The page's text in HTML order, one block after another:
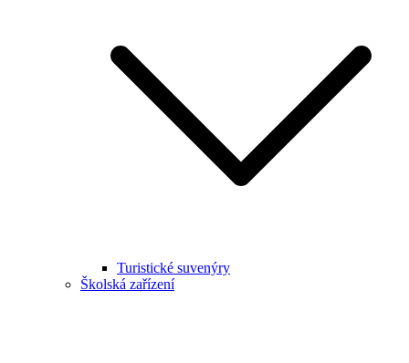
Turistické suvenýry
Školská zařízení